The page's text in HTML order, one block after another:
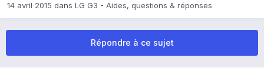
14 avril 2015 dans LG G3 - Aides, questions & réponses
Répondre à ce sujet